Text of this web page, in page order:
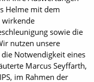
Helme mit dem
wirkende
sowie die
nutzen unsere
Notwendigkeit eines
Marcus Seyffarth,
im Rahmen der